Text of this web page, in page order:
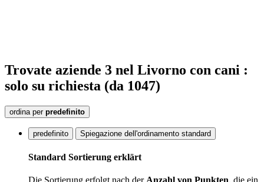
Trovate aziende 3 nel Livorno con cani :
solo su richiesta (da 1047)
ordina per predefinito
predefinito Spiegazione dell'ordinamento standard
Standard Sortierung erklärt
Die Sortierung erfolgt nach der Anzahl von Punkten, die ein